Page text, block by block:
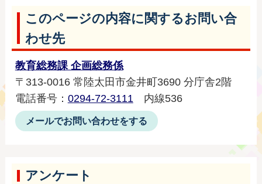
このページの内容に関するお問い合
わせ先
教育総務課 企画総務係
〒313-0016 常陸太田市金井町3690 分庁舎2階
電話番号： 0294-72-3111内線536
メールでお問い合わせをする
アンケート